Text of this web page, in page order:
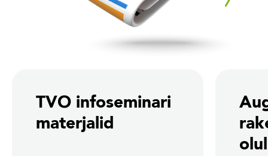
TVO infoseminari
materjalid